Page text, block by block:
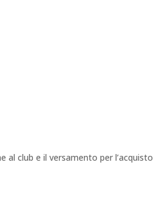
al club e il versamento per l’acquisto